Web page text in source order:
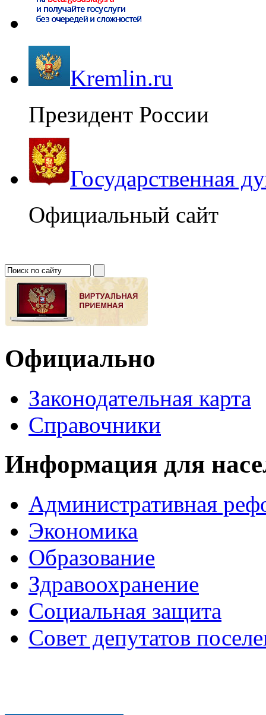
Kremlin.ru
Президент России
Государственная
Официальный сайт
Официально
Законодательная карта
Справочники
Информация для
Административная
Экономика
Образование
Здравоохранение
Социальная защита
Совет депутатов